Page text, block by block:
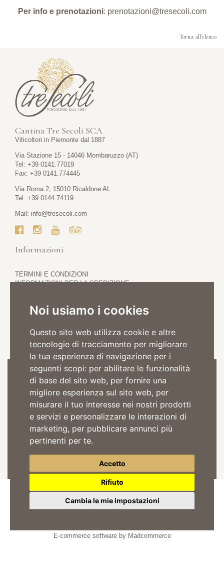
Noi usiamo i cookies
Questo sito web utilizza cookie e altre
tecnologie di tracciamento per migliorare
la tua esperienza di navigazione per i
seguenti scopi: per abilitare le funzionalità
di base del sito web, per fornire una
migliore esperienza sul sito web, per
misurare il tuo interesse nei nostri prodotti
e servizi e personalizzare le interazioni di
marketing, per pubblicare annunci più
pertinenti per te.
Accetto
Rifiuto
Cambia le mie impostazioni
Per info e prenotazioni: prenotazioni@tresecoli.com
Torna all'elenco
Cantina Tre Secoli SCA
Viticoltori in Piemonte dal 1887
Via Stazione 15 - 14046 Mombaruzzo (AT)
Tel: +39 0141.77019
Fax: +39 0141.774445
Via Roma 2, 15010 Ricaldone AL
Tel: +39 0144.74119
Mail: info@tresecoli.com
Informazioni
TERMINI E CONDIZIONI
INFORMAZIONI PER LA SPEDIZIONE
Iscriviti alla Newsletter
accordo allaprivacy policy
ISCRIVITI
E-commerce software by Madcommerce